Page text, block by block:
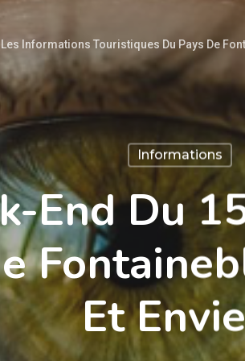
Les Informations Touristiques Du Pays De
Informations
End Du
Et